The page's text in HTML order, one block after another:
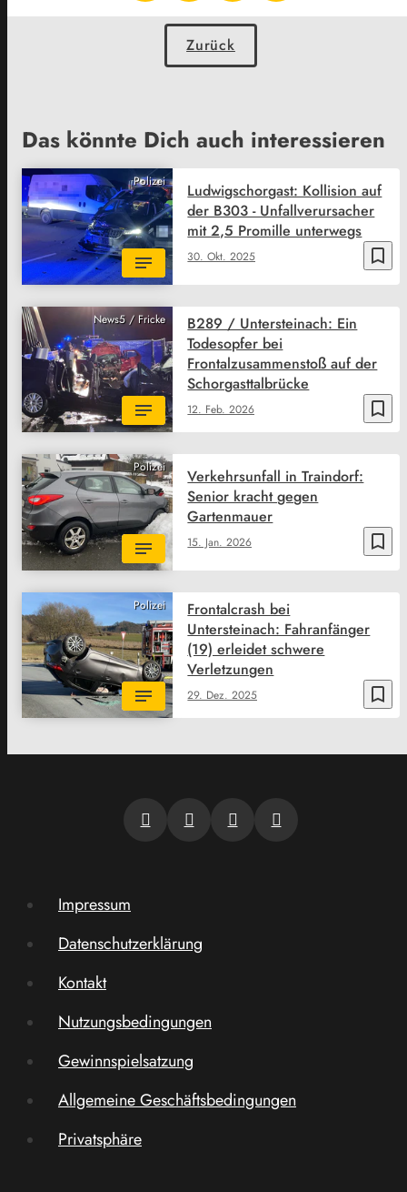
Zurück
Das könnte Dich auch interessieren
Polizei
bookmark_border
30. Okt. 2025
Ludwigschorgast: Kollision auf
der B303 - Unfallverursacher
mit 2,5 Promille unterwegs
News5 / Fricke
bookmark_border
12. Feb. 2026
B289 / Untersteinach: Ein
Todesopfer bei
Frontalzusammenstoß auf der
Schorgasttalbrücke
Polizei
bookmark_border
15. Jan. 2026
Verkehrsunfall in Traindorf:
Senior kracht gegen
Gartenmauer
Polizei
bookmark_border
29. Dez. 2025
Frontalcrash bei
Untersteinach: Fahranfänger
(19) erleidet schwere
Verletzungen
Impressum
Datenschutzerklärung
Kontakt
Nutzungsbedingungen
Gewinnspielsatzung
Allgemeine Geschäftsbedingungen
Privatsphäre